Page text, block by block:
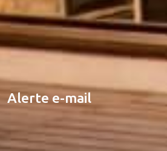
alerte e-mail